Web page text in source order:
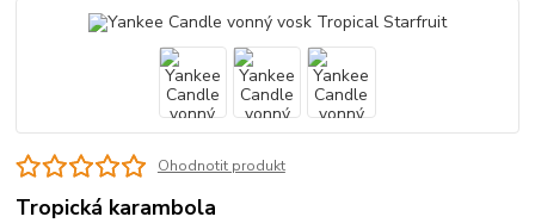
Ohodnotit produkt
Tropická karambola